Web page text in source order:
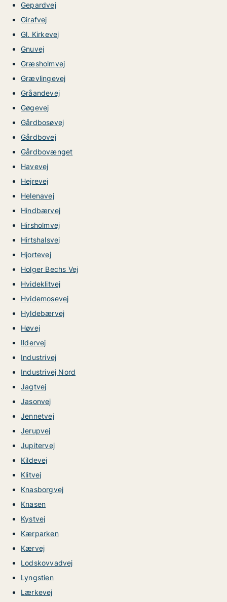
Gepardvej
Girafvej
Gl. Kirkevej
Gnuvej
Græsholmvej
Grævlingevej
Gråandevej
Gøgevej
Gårdbosøvej
Gårdbovej
Gårdbovænget
Havevej
Hejrevej
Helenavej
Hindbærvej
Hirsholmvej
Hirtshalsvej
Hjortevej
Holger Bechs Vej
Hvideklitvej
Hvidemosevej
Hyldebærvej
Høvej
Ildervej
Industrivej
Industrivej Nord
Jagtvej
Jasonvej
Jennetvej
Jerupvej
Jupitervej
Kildevej
Klitvej
Knasborgvej
Knasen
Kystvej
Kærparken
Kærvej
Lodskovvadvej
Lyngstien
Lærkevej